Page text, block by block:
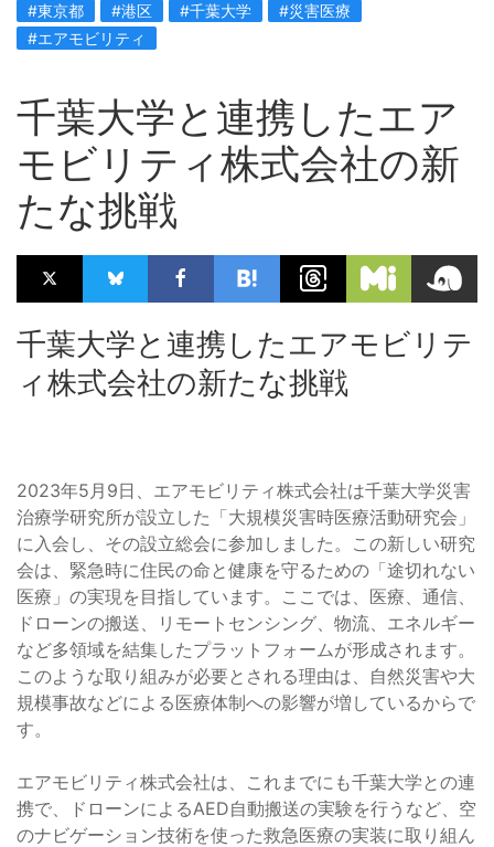
#東京都 #港区 #千葉大学
#災害医療
#エアモビリティ
千葉大学と連携したエア
モビリティ株式会社の新
たな挑戦
千葉大学と連携したエアモビリテ
ィ株式会社の新たな挑戦
2023年5月9日、エアモビリティ株式会社は千葉大学災害
治療学研究所が設立した「大規模災害時医療活動研究会」
に入会し、その設立総会に参加しました。この新しい研究
会は、緊急時に住民の命と健康を守るための「途切れない
医療」の実現を目指しています。ここでは、医療、通信、
ドローンの搬送、リモートセンシング、物流、エネルギー
など多領域を結集したプラットフォームが形成されます。
このような取り組みが必要とされる理由は、自然災害や大
規模事故などによる医療体制への影響が増しているからで
す。
エアモビリティ株式会社は、これまでにも千葉大学との連
携で、ドローンによるAED自動搬送の実験を行うなど、空
のナビゲーション技術を使った救急医療の実装に取り組ん